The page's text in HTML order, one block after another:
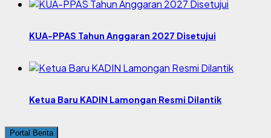
KUA-PPAS Tahun Anggaran 2027 Disetujui
Ketua Baru KADIN Lamongan Resmi Dilantik
Portal Berita